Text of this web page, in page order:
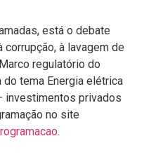
está o debate
à lavagem de
regulatório do
tema Energia elétrica
investimentos privados
no site
.